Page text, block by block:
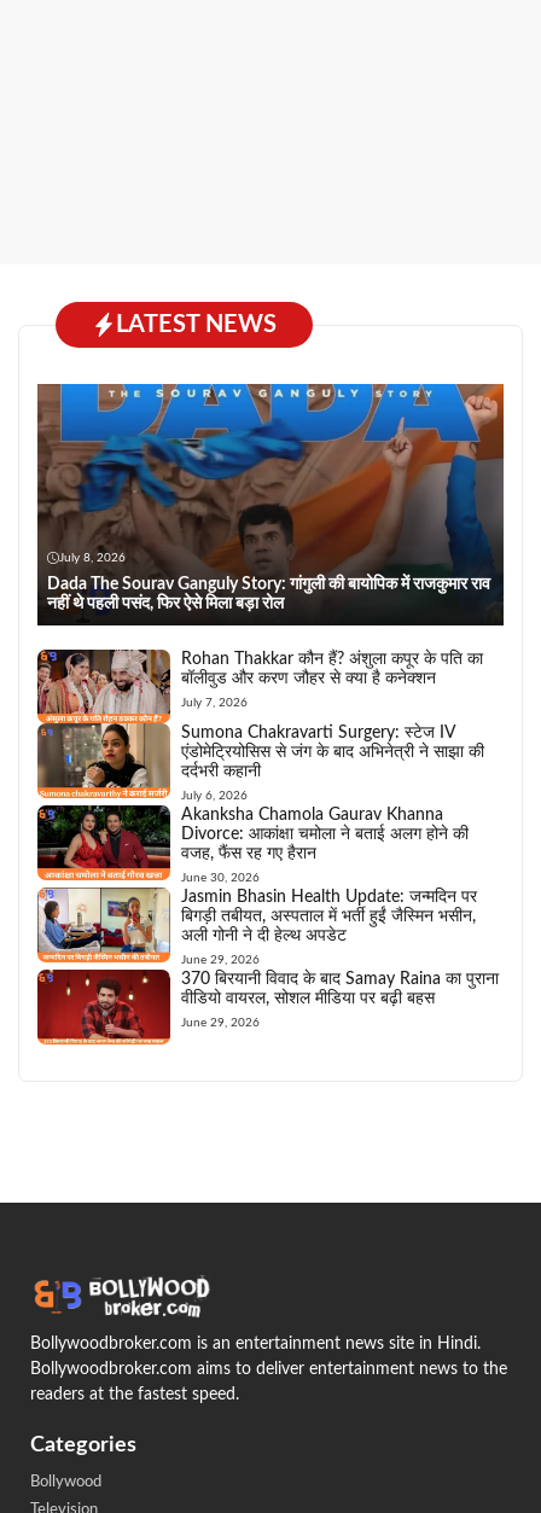
LATEST NEWS
July 8, 2026
Dada The Sourav Ganguly Story: गांगुली की बायोपिक में राजकुमार राव
नहीं थे पहली पसंद, फिर ऐसे मिला बड़ा रोल
Rohan Thakkar कौन हैं? अंशुला कपूर के पति का
बॉलीवुड और करण जौहर से क्या है कनेक्शन
July 7, 2026
Sumona Chakravarti Surgery: स्टेज IV
एंडोमेट्रियोसिस से जंग के बाद अभिनेत्री ने साझा की
दर्दभरी कहानी
July 6, 2026
Akanksha Chamola Gaurav Khanna
Divorce: आकांक्षा चमोला ने बताई अलग होने की
वजह, फैंस रह गए हैरान
June 30, 2026
Jasmin Bhasin Health Update: जन्मदिन पर
बिगड़ी तबीयत, अस्पताल में भर्ती हुईं जैस्मिन भसीन,
अली गोनी ने दी हेल्थ अपडेट
June 29, 2026
370 बिरयानी विवाद के बाद Samay Raina का पुराना
वीडियो वायरल, सोशल मीडिया पर बढ़ी बहस
June 29, 2026
Bollywoodbroker.com is an entertainment news site in Hindi.
Bollywoodbroker.com aims to deliver entertainment news to the
readers at the fastest speed.
Categories
Bollywood
Television